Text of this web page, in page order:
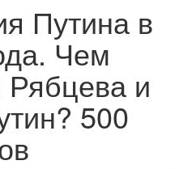
Путина в
Чем
и
500